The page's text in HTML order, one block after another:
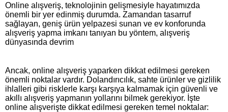
Online alışveriş, teknolojinin gelişmesiyle hayatımızda
önemli bir yer edinmiş durumda. Zamandan tasarruf
sağlayan, geniş ürün yelpazesi sunan ve ev konforunda
alışveriş yapma imkanı tanıyan bu yöntem, alışveriş
dünyasında devrim
Ancak, online alışveriş yaparken dikkat edilmesi gereken
önemli noktalar vardır. Dolandırıcılık, sahte ürünler ve gizlilik
ihlalleri gibi risklerle karşı karşıya kalmamak için güvenli ve
akıllı alışveriş yapmanın yollarını bilmek gerekiyor. İşte
online alışverişte dikkat edilmesi gereken temel noktalar: